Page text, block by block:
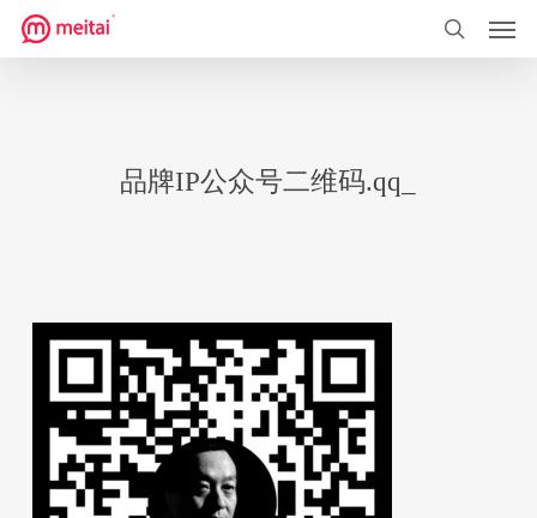
到
搜索
品牌IP公众号二维码.qq_